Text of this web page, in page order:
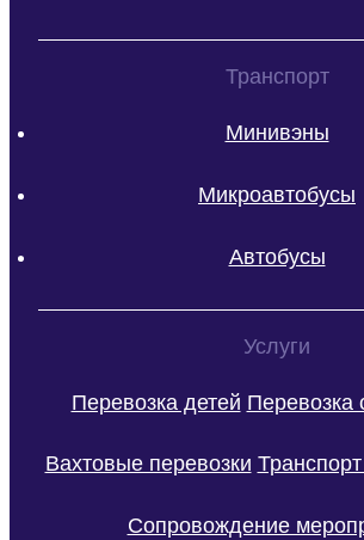
Транспорт
Минивэны
Микроавтобусы
Автобусы
Услуги
Перевозка детей Перевозка
Вахтовые перевозки
Сопровождение